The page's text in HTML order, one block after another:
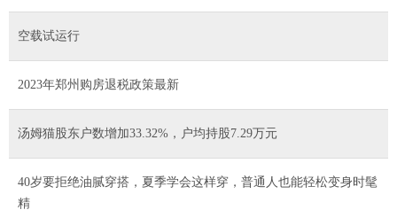
空载试运行
2023年郑州购房退税政策最新
汤姆猫股东户数增加33.32%，户均持股7.29万元
40岁要拒绝油腻穿搭，夏季学会这样穿，普通人也能轻松变身时髦
精